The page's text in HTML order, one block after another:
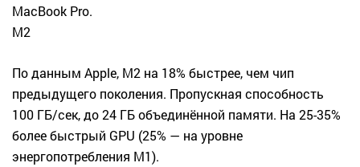
MacBook Pro.
М2
По данным Apple, M2 на 18% быстрее, чем чип
предыдущего поколения. Пропускная способность
100 ГБ/сек, до 24 ГБ объединённой памяти. На 25-35%
более быстрый GPU (25% — на уровне
энергопотребления M1).